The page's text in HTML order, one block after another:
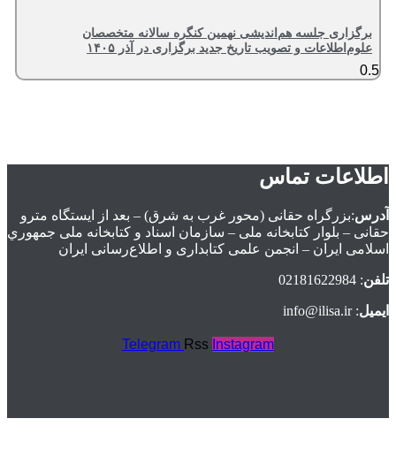
برگزاری جلسه هم‌اندیشی نهمین کنگره سالانه متخصصان
علوم‌اطلاعات و تصویب تاریخ جدید برگزاری در آذر ۱۴۰۵
اطلاعات تماس
آدرس:بزرگراه حقانی (محور غرب به شرق) – بعد از ايستگاه مترو
حقانی – بلوار كتابخانه ملی – سازمان اسناد و كتابخانه ملی جمهوري
اسلامی ايران – انجمن علمی کتابداری و اطلاع‌رسانی ایران
تلفن: 02181622984
ایمیل: info@ilisa.ir
Telegram Rss Instagram